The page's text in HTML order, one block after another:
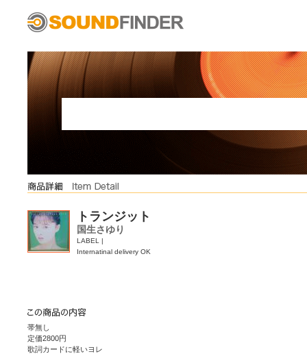
トランジット
国生さゆり
LABEL |
Internatinal delivery OK
帯無し
定価2800円
歌詞カードに軽いヨレ